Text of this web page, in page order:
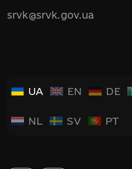
srvk@srvk.gov.ua
UA EN DE
NL SV PT